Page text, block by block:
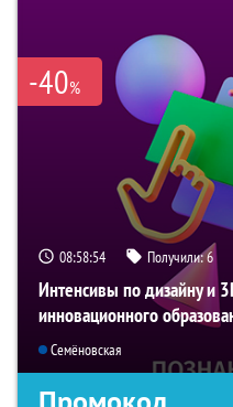
-40%
08:58:53 Получили:6
Интенсивы по дизайну и
инновационного
Семёновская